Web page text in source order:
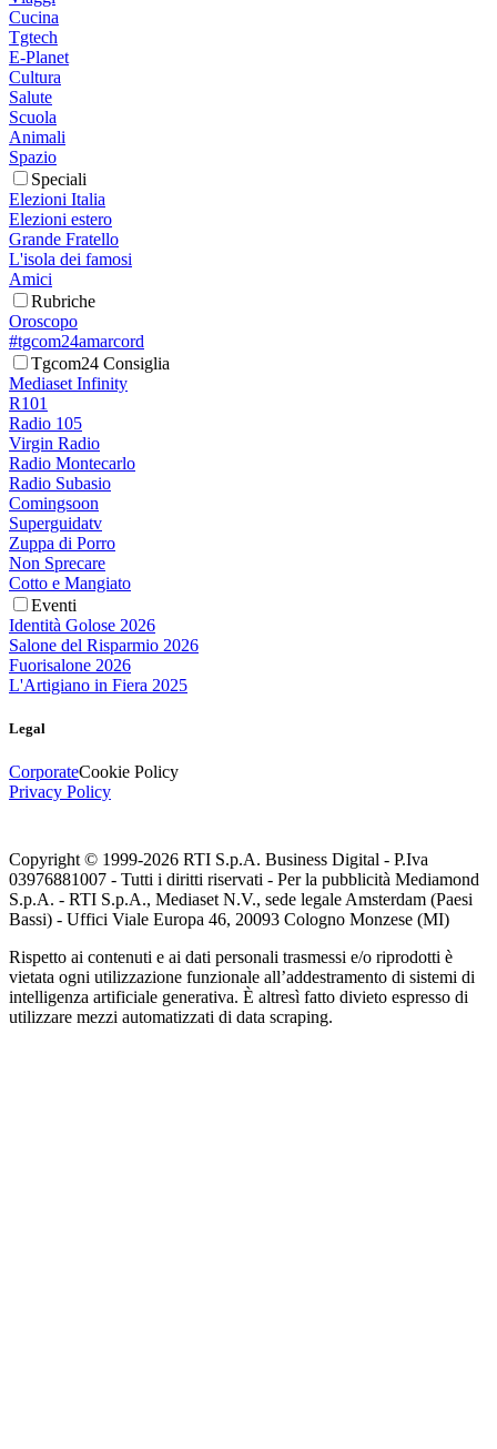
Cucina
Tgtech
E-Planet
Cultura
Salute
Scuola
Animali
Spazio
Speciali
Elezioni Italia
Elezioni estero
Grande Fratello
L'isola dei famosi
Amici
Rubriche
Oroscopo
#tgcom24amarcord
Tgcom24 Consiglia
Mediaset Infinity
R101
Radio 105
Virgin Radio
Radio Montecarlo
Radio Subasio
Comingsoon
Superguidatv
Zuppa di Porro
Non Sprecare
Cotto e Mangiato
Eventi
Identità Golose 2026
Salone del Risparmio 2026
Fuorisalone 2026
L'Artigiano in Fiera 2025
Legal
CorporateCookie Policy
Privacy Policy
Copyright © 1999-2026 RTI S.p.A. Business Digital - P.Iva
03976881007 - Tutti i diritti riservati - Per la pubblicità Mediamond
S.p.A. - RTI S.p.A., Mediaset N.V., sede legale Amsterdam (Paesi
Bassi) - Uffici Viale Europa 46, 20093 Cologno Monzese (MI)
Rispetto ai contenuti e ai dati personali trasmessi e/o riprodotti è
vietata ogni utilizzazione funzionale all’addestramento di sistemi di
intelligenza artificiale generativa. È altresì fatto divieto espresso di
utilizzare mezzi automatizzati di data scraping.